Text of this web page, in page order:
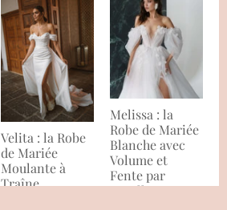
Velita : la Robe
de Mariée
Moulante à
Traîne
Melissa : la
Robe de Mariée
Blanche avec
Volume et
Fente par
Excellence.